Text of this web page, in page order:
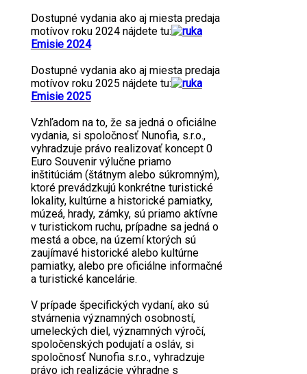
Dostupné vydania ako aj miesta predaja
motívov roku 2024 nájdete tu:
Emisie 2024
Dostupné vydania ako aj miesta predaja
motívov roku 2025 nájdete tu:
Emisie 2025
Vzhľadom na to, že sa jedná o oficiálne
vydania, si spoločnosť Nunofia, s.r.o.,
vyhradzuje právo realizovať koncept 0
Euro Souvenir výlučne priamo
inštitúciám (štátnym alebo súkromným),
ktoré prevádzkujú konkrétne turistické
lokality, kultúrne a historické pamiatky,
múzeá, hrady, zámky, sú priamo aktívne
v turistickom ruchu, prípadne sa jedná o
mestá a obce, na území ktorých sú
zaujímavé historické alebo kultúrne
pamiatky, alebo pre oficiálne informačné
a turistické kancelárie.
V prípade špecifických vydaní, ako sú
stvárnenia významných osobností,
umeleckých diel, významných výročí,
spoločenských podujatí a osláv, si
spoločnosť Nunofia s.r.o., vyhradzuje
právo ich realizácie výhradne s